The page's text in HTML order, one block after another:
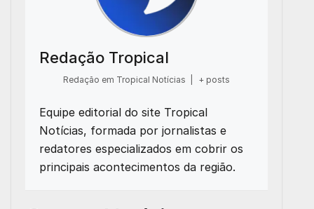
Redação Tropical
Redação em Tropical Notícias + posts
Equipe editorial do site Tropical
Notícias, formada por jornalistas e
redatores especializados em cobrir os
principais acontecimentos da região.